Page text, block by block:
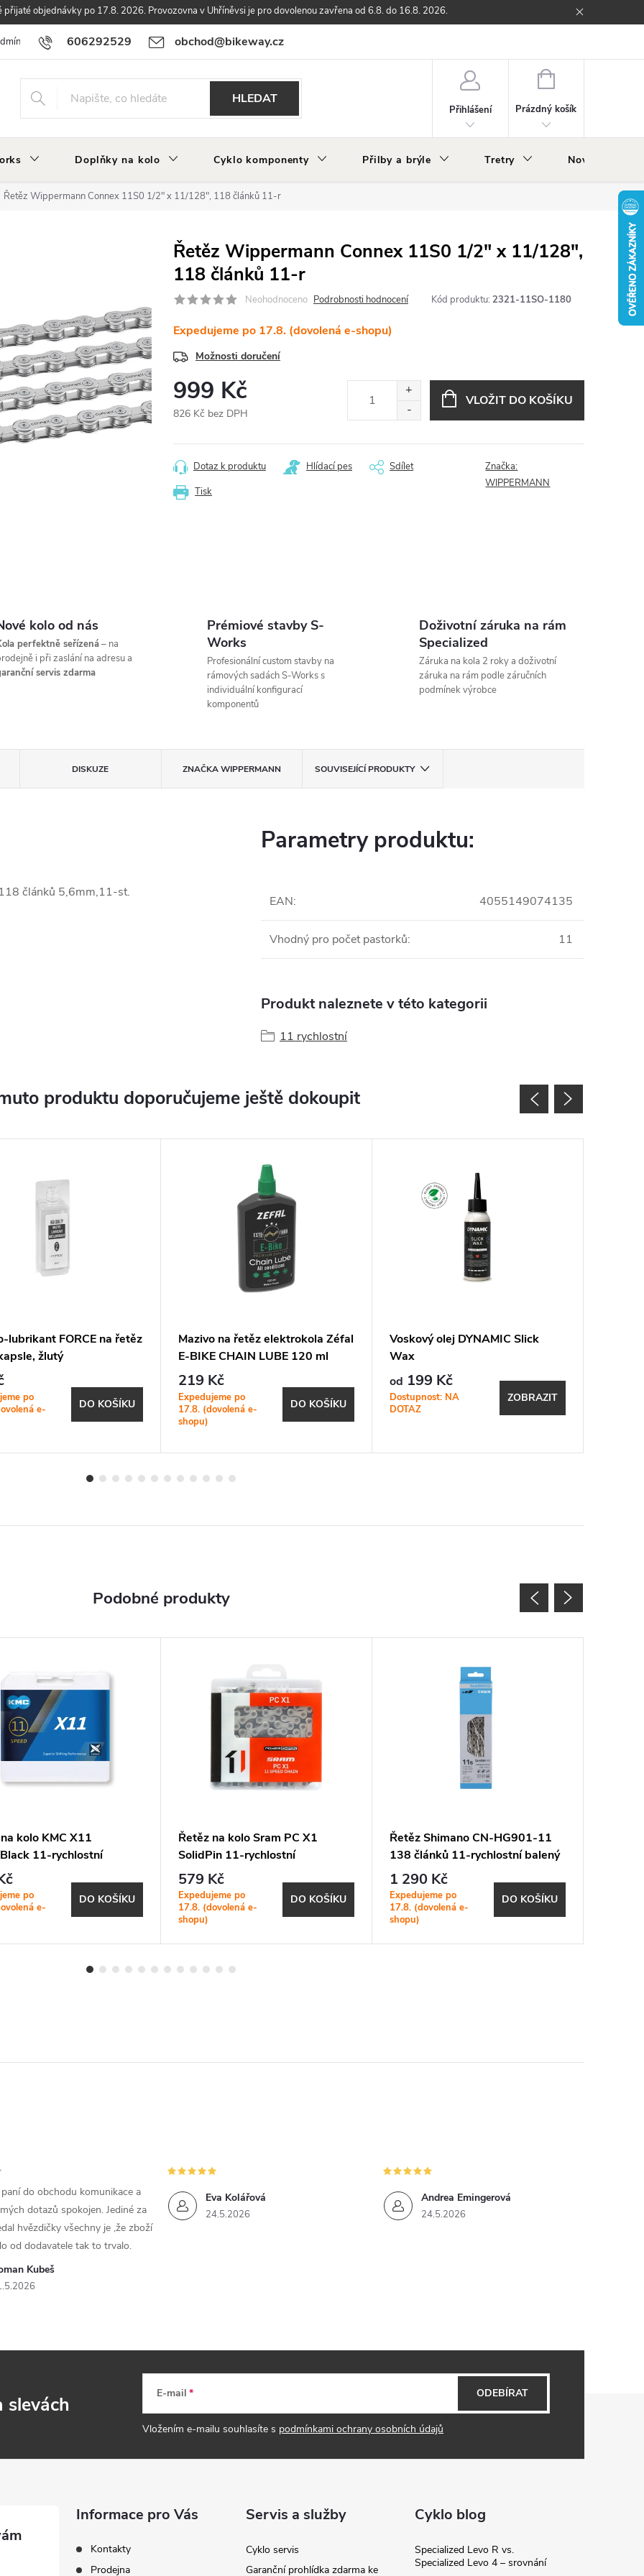
objednávky po 17.8. 2026. Provozovna v Uhříněvsi je pro dovolenou zavřena od 6.8. do 16.8. 2026.
606292529 obchod@bikeway.cz
Podmínky ochrany osobních údajů Vrácení a reklamace zboží
HLEDAT
Přihlášení
NÁKUPNÍ
Prázdný košík
Doplňky na kolo Cyklo komponenty Přilby a brýle Tretry Nově v
Řetěz Wippermann Connex 11S0 1/2" x 11/128", 118 článků 11-r
Řetěz Wippermann Connex 11S0 1/2" x 11/128",
118 článků 11-r
Neohodnoceno Podrobnosti hodnocení Kód produktu: 2321-11SO-1180
Expedujeme po 17.8. (dovolená e-shopu)
Možnosti doručení
999 Kč
826 Kč bez DPH
cena:
VLOŽIT DO KOŠÍKU
Tisk
Dotaz k produktu Hlídací pes Sdílet
Značka:
WIPPERMANN
kolo od nás
perfektně seřízená– na
i při zaslání na adresu a
servis zdarma
Prémiové stavby S-
Works
Profesionální custom stavby na
rámových sadách S-Works s
individuální konfigurací
komponentů
Doživotní záruka na rám
Specialized
Záruka na kola 2 roky a doživotní
záruka na rám podle záručních
podmínek výrobce
DISKUZE ZNAČKAWIPPERMANN SOUVISEJÍCÍ PRODUKTY
článků 5,6mm,11-st.
Parametry produktu:
EAN: 4055149074135
Vhodný pro počet pastorků: 11
Produkt naleznete v této kategorii
11 rychlostní
produktu doporučujeme ještě dokoupit
lubrikant FORCE na řetěz
žlutý
po
e-
DO KOŠÍKU
Mazivo na řetěz elektrokola Zéfal
E-BIKE CHAIN LUBE 120 ml
219 Kč
Expedujeme po
17.8. (dovolená e-
shopu)
DO KOŠÍKU
Voskový olej DYNAMIC Slick
Wax
od 199 Kč
Dostupnost: NA
DOTAZ
ZOBRAZIT
kolo KMC X11
11-rychlostní
po
e-
DO KOŠÍKU
Řetěz na kolo Sram PC X1
SolidPin 11-rychlostní
579 Kč
Expedujeme po
17.8. (dovolená e-
shopu)
DO KOŠÍKU
Řetěz Shimano CN-HG901-11
138 článků 11-rychlostní balený
1 290 Kč
Expedujeme po
17.8. (dovolená e-
shopu)
DO KOŠÍKU
Kubeš
do obchodu komunikace a
dotazů spokojen. Jediné za
hvězdičky všechny je ,že zboží
od dodavatele tak to trvalo.
Eva Kolářová
24.5.2026
Andrea Emingerová
24.5.2026
slevách E-mail
Vložením e-mailu souhlasíte s podmínkami ochrany osobních údajů
ODEBÍRAT
Informace pro Vás
Kontakty
Prodejna
Servis a služby
Cyklo servis
Garanční prohlídka zdarma ke
Cyklo blog
Specialized Levo R vs.
Specialized Levo 4 – srovnání